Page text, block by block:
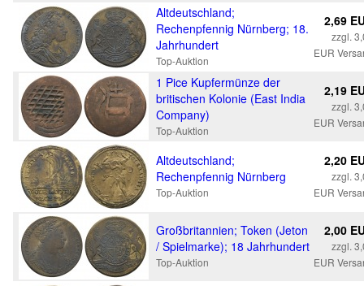
Altdeutschland;
Rechenpfennig Nürnberg; 18.
Jahrhundert
Top-Auktion
2,69
zzgl.
EUR
1 Pice Kupfermünze der
britischen Kolonie (East India
Company)
Top-Auktion
2,19
zzgl.
EUR
Altdeutschland;
Rechenpfennig Nürnberg
Top-Auktion
2,20
zzgl.
EUR
Großbritannien; Token (Jeton
/ Spielmarke); 18 Jahrhundert
Top-Auktion
2,00
zzgl.
EUR